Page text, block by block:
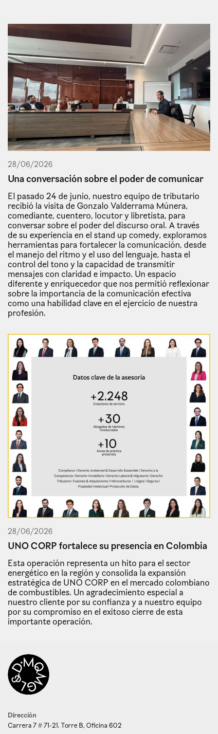
28/06/2026
Una conversación sobre el poder de comunicar
El pasado 24 de junio, nuestro equipo de tributario
recibió la visita de Gonzalo Valderrama Múnera,
comediante, cuentero, locutor y libretista, para
conversar sobre el poder del discurso oral. A través
de su experiencia en el stand up comedy, exploramos
herramientas para fortalecer la comunicación, desde
el manejo del ritmo y el uso del lenguaje, hasta el
control del tono y la capacidad de transmitir
mensajes con claridad e impacto. Un espacio
diferente y enriquecedor que nos permitió reflexionar
sobre la importancia de la comunicación efectiva
como una habilidad clave en el ejercicio de nuestra
profesión.
28/06/2026
UNO CORP fortalece su presencia en Colombia
Esta operación representa un hito para el sector
energético en la región y consolida la expansión
estratégica de UNO CORP en el mercado colombiano
de combustibles. Un agradecimiento especial a
nuestro cliente por su confianza y a nuestro equipo
por su compromiso en el exitoso cierre de esta
importante operación.
Dirección
Carrera 7 # 71-21. Torre B, Oficina 602